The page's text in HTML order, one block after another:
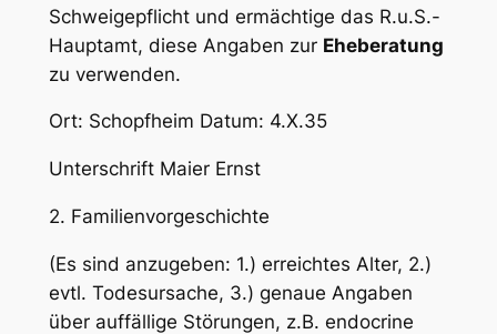
Schweigepflicht und ermächtige das R.u.S.-
Hauptamt, diese Angaben zur Eheberatung
zu verwenden.
Ort: Schopfheim Datum: 4.X.35
Unterschrift Maier Ernst
2. Familienvorgeschichte
(Es sind anzugeben: 1.) erreichtes Alter, 2.)
evtl. Todesursache, 3.) genaue Angaben
über auffällige Störungen, z.B. endocrine